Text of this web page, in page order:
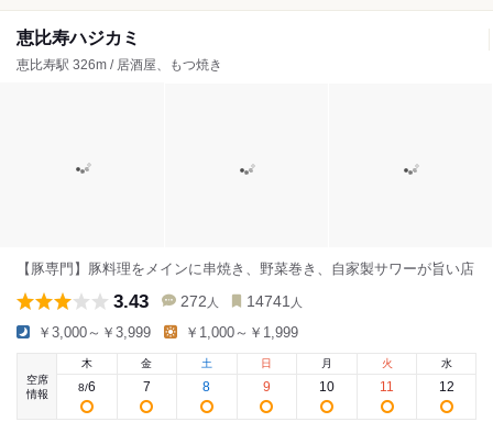
恵比寿ハジカミ
恵比寿駅 326m / 居酒屋、もつ焼き
【豚専門】豚料理をメインに串焼き、野菜巻き、自家製サワーが旨い店
3.43 272 人 14741 人
￥3,000～￥3,999 ￥1,000～￥1,999
空席
情報
木
8/6
金
7
土
8
日
9
月
10
火
11
水
12